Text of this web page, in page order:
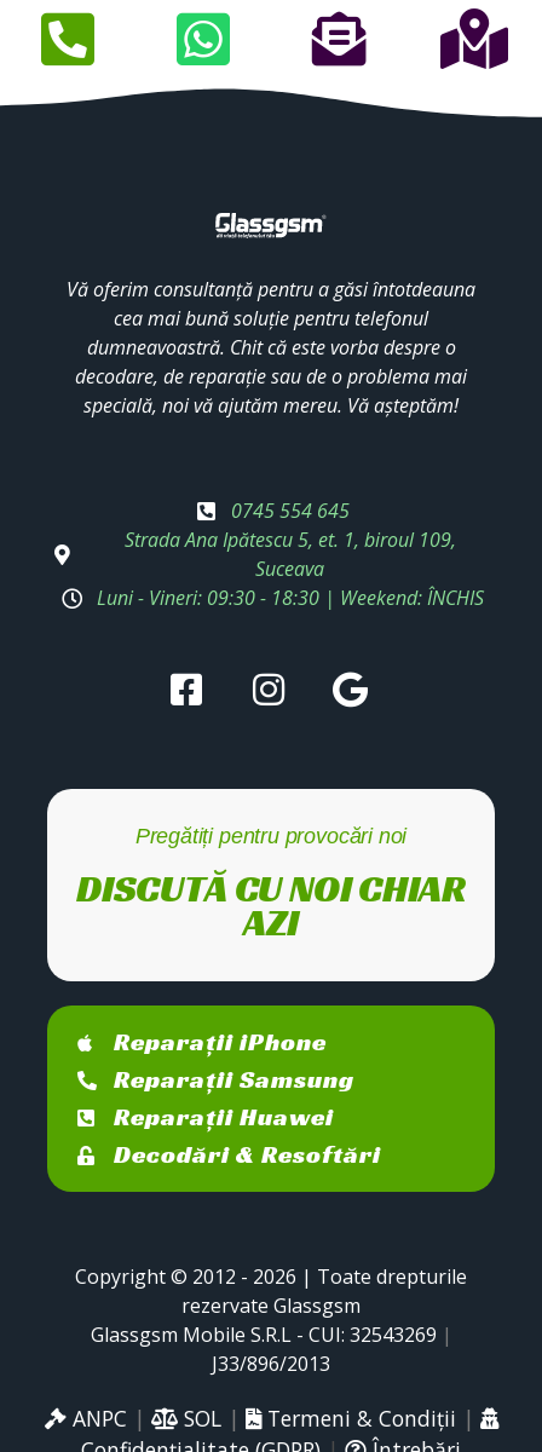
Vă oferim consultanță pentru a găsi întotdeauna
cea mai bună soluție pentru telefonul
dumneavoastră. Chit că este vorba despre o
decodare, de reparație sau de o problema mai
specială, noi vă ajutăm mereu. Vă așteptăm!
0745 554 645
Strada Ana Ipătescu 5, et. 1, biroul 109,
Suceava
Luni - Vineri: 09:30 - 18:30 | Weekend: ÎNCHIS
Pregătiți pentru provocări noi
DISCUTĂ CU NOI CHIAR
AZI
Reparații iPhone
Reparații Samsung
Reparații Huawei
Decodări & Resoftări
Copyright © 2012 - 2026 | Toate drepturile
rezervate Glassgsm
Glassgsm Mobile S.R.L - CUI: 32543269 |
J33/896/2013
ANPC | SOL| Termeni & Condiții |